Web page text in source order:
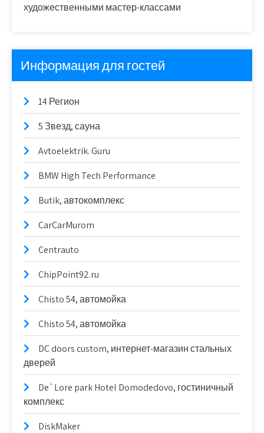
художественными мастер-классами
Информация для гостей
14 Регион
5 Звезд, сауна
Avtoelektrik. Guru
BMW High Tech Performance
Butik, автокомплекс
CarCarMurom
Centrauto
ChipPoint92.ru
Chisto 54, автомойка
Chisto 54, автомойка
DC doors custom, интернет-магазин стальных
дверей
De`Lore park Hotel Domodedovo, гостиничный
комплекс
DiskMaker